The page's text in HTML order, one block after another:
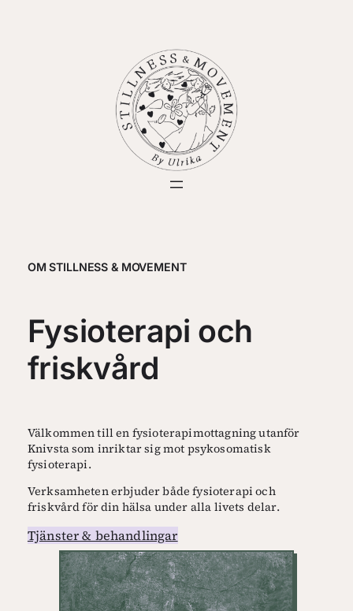
OM STILLNESS & MOVEMENT
Fysioterapi och
friskvård
Välkommen till en fysioterapimottagning utanför
Knivsta som inriktar sig mot psykosomatisk
fysioterapi.
Verksamheten erbjuder både fysioterapi och
friskvård för din hälsa under alla livets delar.
Tjänster & behandlingar